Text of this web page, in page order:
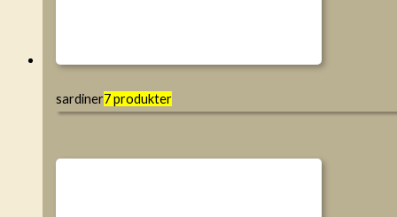
sardiner7 produkter